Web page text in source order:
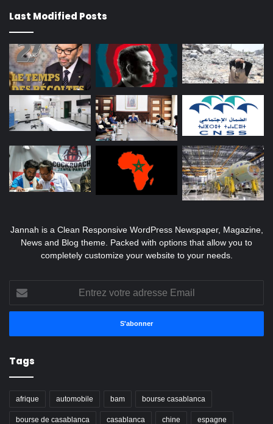
Last Modified Posts
Jannah is a Clean Responsive WordPress Newspaper, Magazine,
News and Blog theme. Packed with options that allow you to
completely customize your website to your needs.
votre
adresse
Tags
afrique automobile bam bourse casablanca
bourse de casablanca casablanca chine espagne